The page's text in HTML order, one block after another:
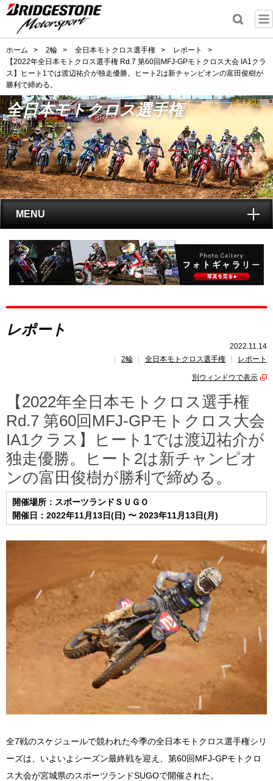
ホーム > 2輪 > 全日本モトクロス選手権 > レポート
>
【2022年全日本モトクロス選手権 Rd.7 第60回MFJ-GPモトクロス大会 IA1クラ
ス】ヒート1では渡辺祐介が独走優勝。ヒート2は新チャンピオンの富田俊樹が
勝利で締める。
全日本モトクロス選手権
MENU
トップ
全日本モトクロス選手権とは?
レポート
速報
ポイントランキング
レポート
2022.11.14
2輪
全日本モトクロス選手権 レポート
別ウィンドウで表示
【2022年全日本モトクロス選手権
Rd.7 第60回MFJ-GPモトクロス大会
IA1クラス】ヒート1では渡辺祐介が
独走優勝。ヒート2は新チャンピオ
ンの富田俊樹が勝利で締める。
開催場所：スポーツランドＳＵＧＯ
開催日：2022年11月13日(日) 〜 2023年11月13日(月)
全7戦のスケジュールで競われた今季の全日本モトクロス選手権シリ
ーズは、いよいよシーズン最終戦を迎え、第60回MFJ-GPモトクロ
ス大会が宮城県のスポーツランドSUGOで開催された。